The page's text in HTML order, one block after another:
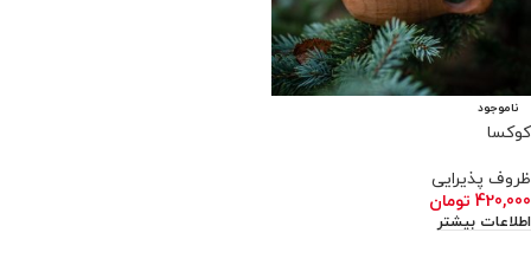
ناموجود
کوکسا
ظروف پذیرایی
420,000 تومان
اطلاعات بیشتر